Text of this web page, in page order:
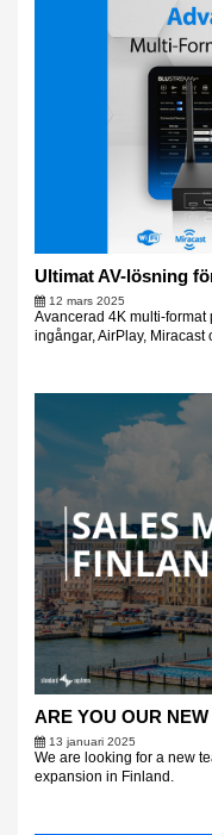
Ultimat AV-lösning
12 mars 2025
Avancerad 4K multi-
ingångar, AirPlay, Miracast
ARE YOU OUR
13 januari 2025
We are looking for a new
expansion in Finland.